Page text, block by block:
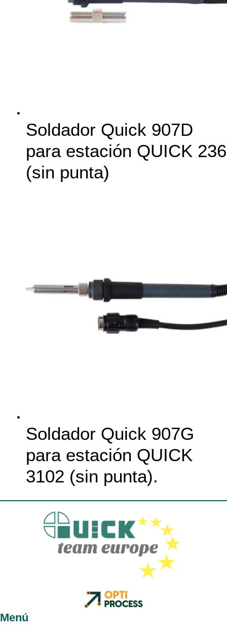
Soldador Quick 907D
para estación QUICK 236
(sin punta)
Soldador Quick 907G
para estación QUICK
3102 (sin punta).
Menú